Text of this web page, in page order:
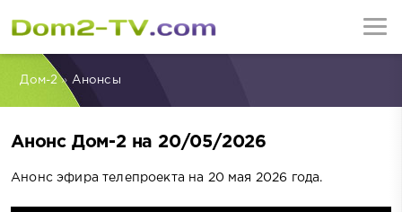
Дом-2» Анонсы
Анонс Дом-2 на 20/05/2026
Анонс эфира телепроекта на 20 мая 2026 года.